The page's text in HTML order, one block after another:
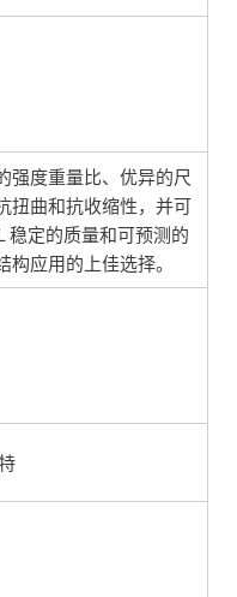
强度重量比、优异的尺
扭曲和抗收缩性，并可
稳定的质量和可预测的
应用的上佳选择。